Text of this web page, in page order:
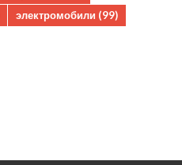
электромобили (99)